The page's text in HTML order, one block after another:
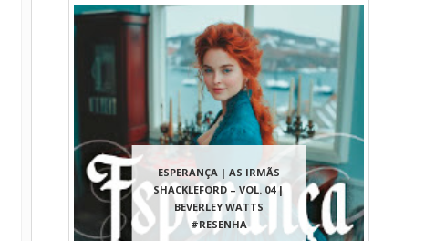
ESPERANÇA | AS IRMÃS
SHACKLEFORD – VOL. 04 |
BEVERLEY WATTS
#RESENHA